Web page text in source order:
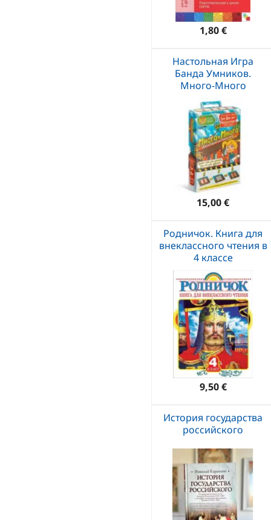
1,80 €
Настольная Игра
Банда Умников.
Много-Много
15,00 €
Родничок. Книга для
внеклассного чтения в
4 классе
9,50 €
История государства
российского